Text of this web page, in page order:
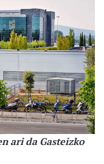
ari da Gasteizko